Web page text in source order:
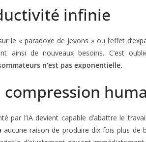
infinie
le « paradoxe de Jevons » ou l’effet
ainsi de nouveaux besoins. C’est
n’est pas exponentielle.
compression
par l’IA devient capable d’abattre le
aucune raison de produire dix fois plus de